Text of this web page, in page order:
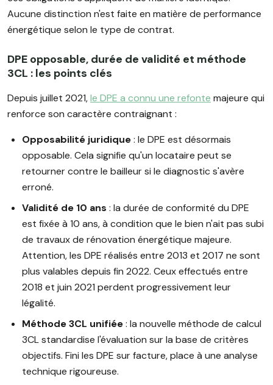
Aucune distinction n'est faite en matière de performance
énergétique selon le type de contrat.
DPE opposable, durée de validité et méthode
3CL : les points clés
Depuis juillet 2021,le DPE a connu une refonte majeure qui
renforce son caractère contraignant :
Opposabilité juridique: le DPE est désormais
opposable. Cela signifie qu'un locataire peut se
retourner contre le bailleur si le diagnostic s'avère
erroné.
Validité de 10 ans : la durée de conformité du DPE
est fixée à 10 ans, à condition que le bien n'ait pas subi
de travaux de rénovation énergétique majeure.
Attention, les DPE réalisés entre 2013 et 2017 ne sont
plus valables depuis fin 2022. Ceux effectués entre
2018 et juin 2021 perdent progressivement leur
légalité.
Méthode 3CL unifiée: la nouvelle méthode de calcul
3CL standardise l'évaluation sur la base de critères
objectifs. Fini les DPE sur facture, place à une analyse
technique rigoureuse.